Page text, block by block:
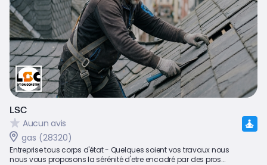
LSC
Aucun avis
gas (28320)
Entreprise tous corps d'état - Quelques soient vos travaux nous
nous vous proposons la sérénité d'etre encadré par des pros...